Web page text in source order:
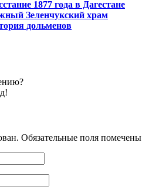
1877 года в Дагестане
Зеленчукский храм
дольменов
Обязательные поля помечены